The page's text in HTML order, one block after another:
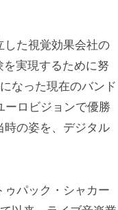
した視覚効果会社の
実現するために努
なった現在のバンド
ーロビジョンで優勝
時の姿を、デジタル
ゥパック・シャカー